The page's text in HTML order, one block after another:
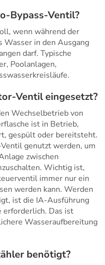
Bypass-Ventil?
wenn während der
Wasser in den Ausgang
darf. Typische
Poolanlagen,
Ventil eingesetzt?
Wechselbetrieb von
ist in Betrieb,
gespült oder bereitsteht.
genutzt werden, um
zwischen
Wichtig ist,
immer nur ein
werden kann. Werden
ist die IA-Ausführung
Das ist
Wasseraufbereitung
benötigt?